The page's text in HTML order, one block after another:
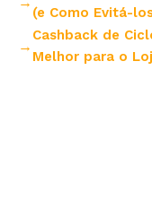
(e Como Evitá-
Cashback de
Melhor para o